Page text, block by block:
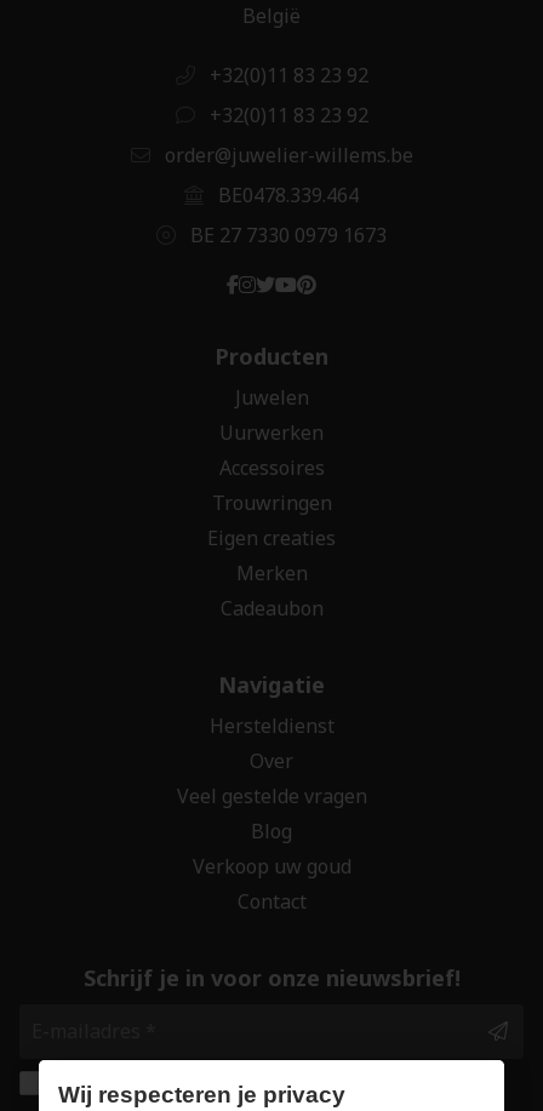
België
+32(0)11 83 23 92
+32(0)11 83 23 92
order@juwelier-willems.be
BE0478.339.464
BE 27 7330 0979 1673
Producten
Juwelen
Uurwerken
Accessoires
Trouwringen
Eigen creaties
Merken
Cadeaubon
Navigatie
Hersteldienst
Over
Veel gestelde vragen
Blog
Verkoop uw goud
Contact
Schrijf je in voor onze nieuwsbrief!
Ik geef de toestemming om mijn gegevens te
Wij respecteren je privacy